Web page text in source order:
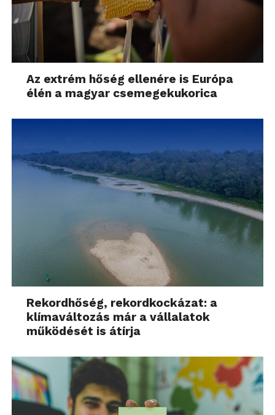
Az extrém hőség ellenére is Európa
élén a magyar csemegekukorica
Rekordhőség, rekordkockázat: a
klímaváltozás már a vállalatok
működését is átírja